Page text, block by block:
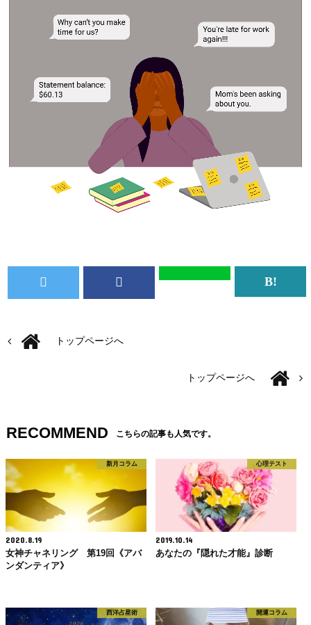
トップページへ
トップページへ
RECOMMEND こちらの記事も人気です。
新月コラム
2020.8.19
女神チャネリング 第19回《アバ
ンダンティア》
心理テスト
2019.10.14
あなたの『隠れた才能』診断
西洋占星術 開運コラム